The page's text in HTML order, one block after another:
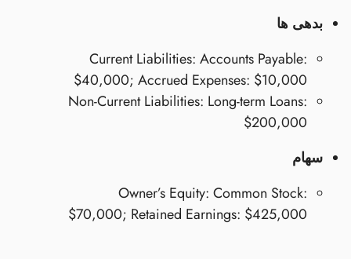
بدهی ها
Current Liabilities: Accounts Payable:
$40,000; Accrued Expenses: $10,000
Non-Current Liabilities: Long-term Loans:
$200,000
سهام
Owner’s Equity: Common Stock:
$70,000; Retained Earnings: $425,000